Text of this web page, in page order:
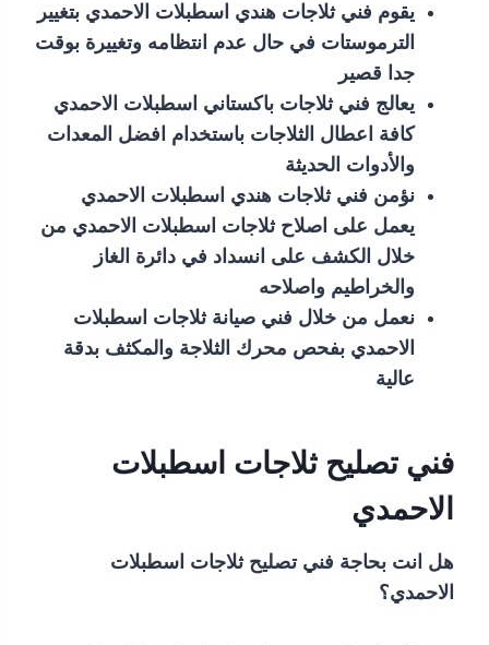
يقوم فني ثلاجات هندي اسطبلات الاحمدي بتغيير
الترموستات في حال عدم انتظامه وتغييرة بوقت
جدا قصير
يعالج فني ثلاجات باكستاني اسطبلات الاحمدي
كافة اعطال الثلاجات باستخدام افضل المعدات
والأدوات الحديثة
نؤمن فني ثلاجات هندي اسطبلات الاحمدي
يعمل على اصلاح ثلاجات اسطبلات الاحمدي من
خلال الكشف على انسداد في دائرة الغاز
والخراطيم واصلاحه
نعمل من خلال فني صيانة ثلاجات اسطبلات
الاحمدي بفحص محرك الثلاجة والمكثف بدقة
عالية
فني تصليح ثلاجات اسطبلات
الاحمدي
هل انت بحاجة فني تصليح ثلاجات اسطبلات
الاحمدي؟